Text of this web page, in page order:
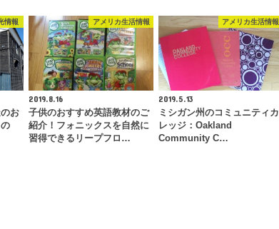
情報
お
アメリカ生活情報
2019.8.16
子供のおすすめ英語教材のご
紹介！フォニックスを自然に
習得できるリープフロ…
アメリカ生活情報
2019.5.13
ミシガン州のコミュニティカ
レッジ：Oakland
Community C…